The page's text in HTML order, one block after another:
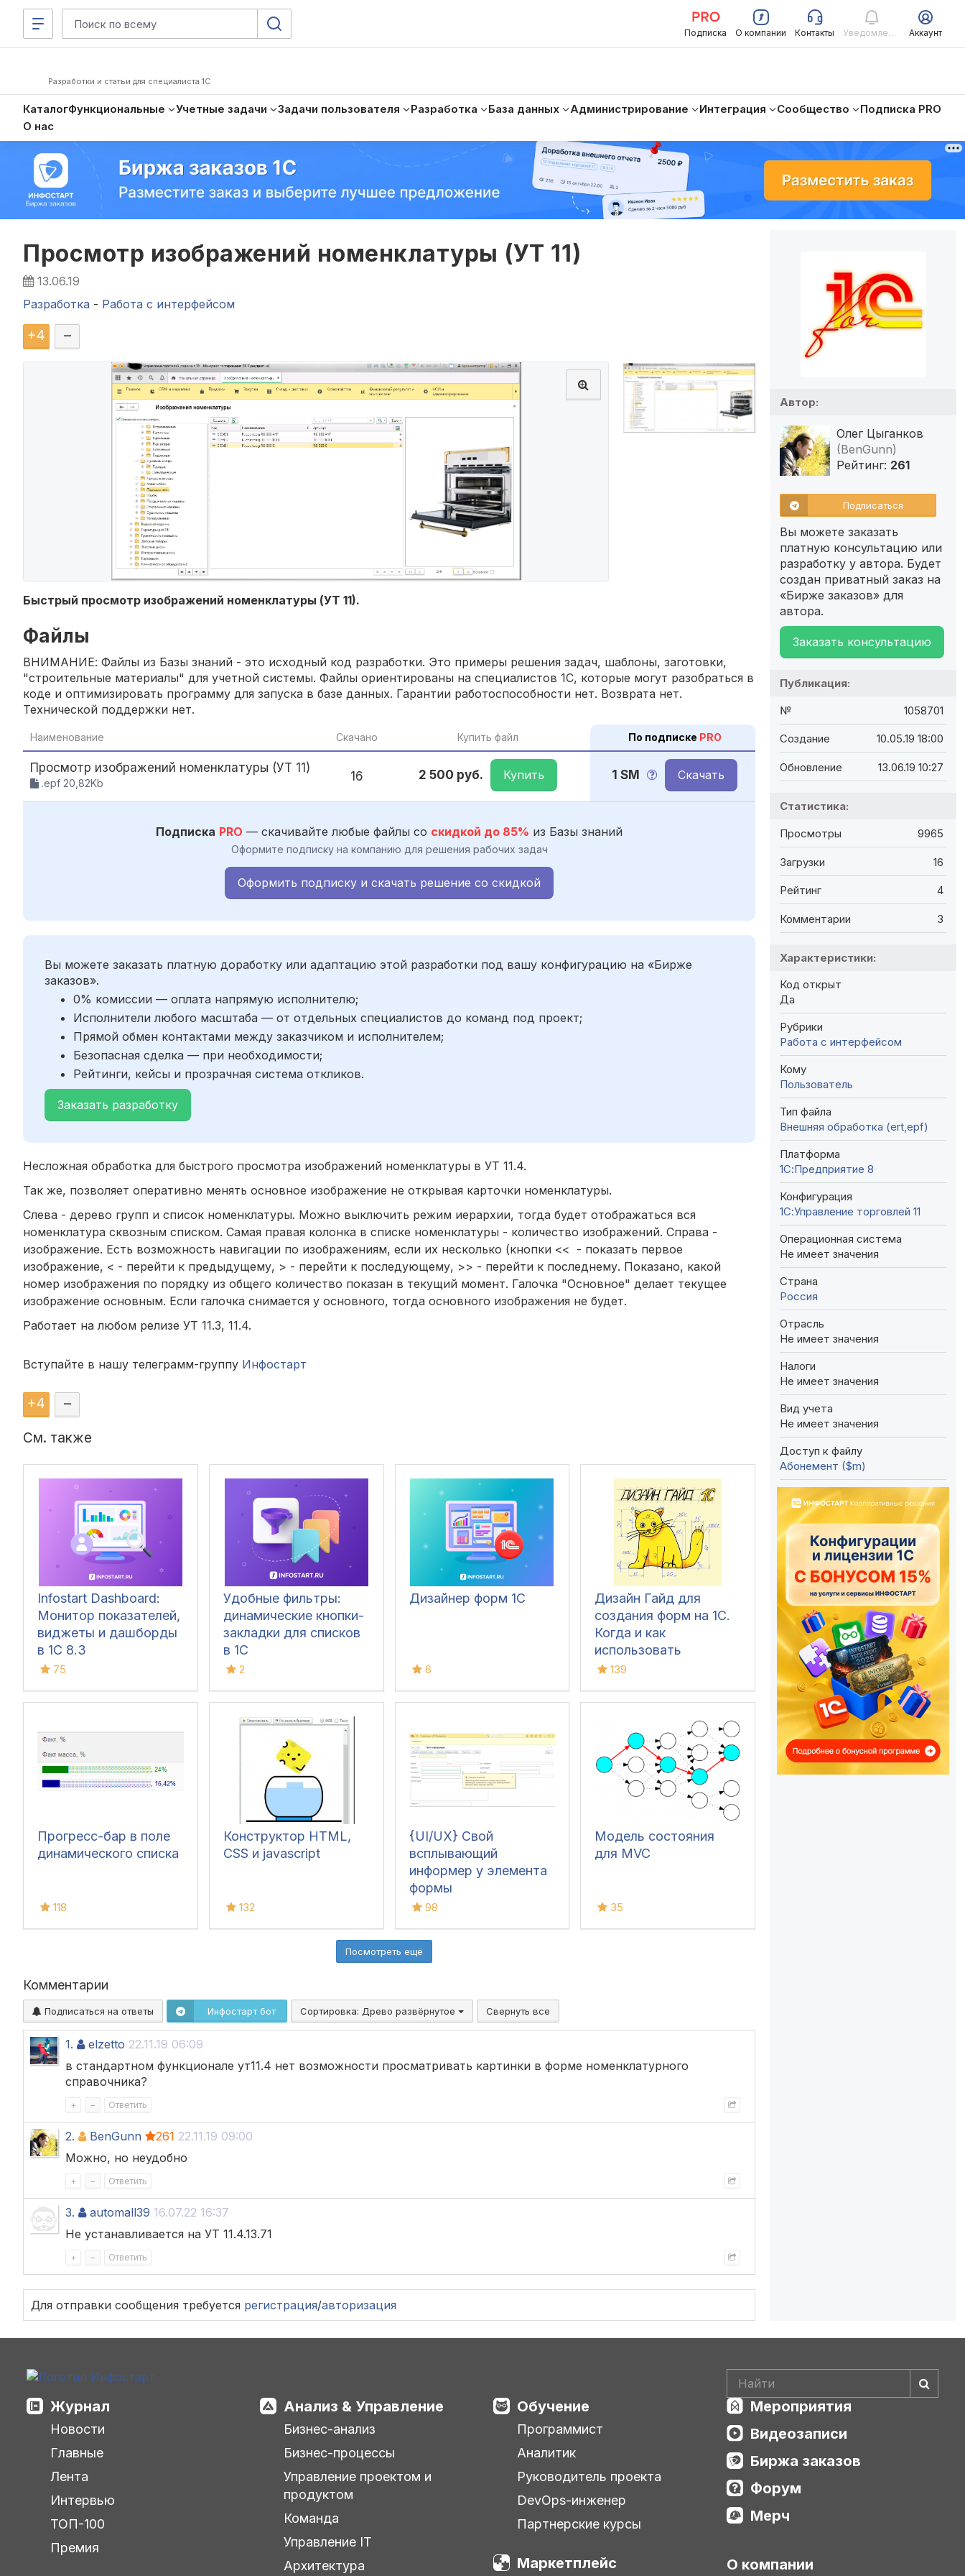
Подписка О компании Контакты Уведомления Аккаунт
Разработки и статьи для специалиста 1С
КаталогФункциональные Учетные задачи Задачи пользователя Разработка База данных Администрирование Интеграция Сообщество
Подписка PRO
О нас
Просмотр изображений номенклатуры (УТ 11)
13.06.19
Разработка - Работа с интерфейсом
+4 –
Быстрый просмотр изображений номенклатуры (УТ 11).
Файлы
ВНИМАНИЕ: Файлы из Базы знаний - это исходный код разработки. Это примеры решения задач, шаблоны, заготовки,
"строительные материалы" для учетной системы. Файлы ориентированы на специалистов 1С, которые могут разобраться в
коде и оптимизировать программу для запуска в базе данных. Гарантии работоспособности нет. Возврата нет.
Технической поддержки нет.
Наименование Скачано Купить файл По подписке PRO
Просмотр изображений номенклатуры (УТ 11)
.epf 20,82Kb 16 2 500 руб. Купить 1 SM Скачать
Подписка PRO — скачивайте любые файлы со скидкой до 85% из Базы знаний
Оформите подписку на компанию для решения рабочих задач
Оформить подписку и скачать решение со скидкой
Вы можете заказать платную доработку или адаптацию этой разработки под вашу конфигурацию на «Бирже
заказов».
0% комиссии — оплата напрямую исполнителю;
Исполнители любого масштаба — от отдельных специалистов до команд под проект;
Прямой обмен контактами между заказчиком и исполнителем;
Безопасная сделка — при необходимости;
Рейтинги, кейсы и прозрачная система откликов.
Заказать разработку
Несложная обработка для быстрого просмотра изображений номенклатуры в УТ 11.4.
Так же, позволяет оперативно менять основное изображение не открывая карточки номенклатуры.
Слева - дерево групп и список номенклатуры. Можно выключить режим иерархии, тогда будет отображаться вся
номенклатура сквозным списком. Самая правая колонка в списке номенклатуры - количество изображений. Справа -
изображение. Есть возможность навигации по изображениям, если их несколько (кнопки << - показать первое
изображение, < - перейти к предыдущему, > - перейти к последующему, >> - перейти к последнему. Показано, какой
номер изображения по порядку из общего количество показан в текущий момент. Галочка "Основное" делает текущее
изображение основным. Если галочка снимается у основного, тогда основного изображения не будет.
Работает на любом релизе УТ 11.3, 11.4.
Вступайте в нашу телеграмм-группу Инфостарт
+4 –
См. также
Infostart Dashboard:
Монитор показателей,
виджеты и дашборды
в 1С 8.3
75
Удобные фильтры:
динамические кнопки-
закладки для списков
в 1С
2
Дизайнер форм 1С
6
Дизайн Гайд для
создания форм на 1С.
Когда и как
использовать
различные элементы,
антипримеры по
139
Прогресс-бар в поле
динамического списка
118
Конструктор HTML,
CSS и javascript
132
{UI/UX} Свой
всплывающий
информер у элемента
формы
98
Модель состояния
для MVC
35
Посмотреть ещё
Комментарии
Подписаться на ответы Инфостарт бот Сортировка: Древо развёрнутое Свернуть все
1. elzetto 22.11.19 06:09
в стандартном функционале ут11.4 нет возможности просматривать картинки в форме номенклатурного
справочника?
+ – Ответить
2. BenGunn 261 22.11.19 09:00
Можно, но неудобно
+ – Ответить
3. automall39 16.07.22 16:37
Не устанавливается на УТ 11.4.13.71
+ – Ответить
Для отправки сообщения требуется регистрация/авторизация
Автор:
Олег Цыганков
(BenGunn)
Рейтинг: 261
Подписаться
Вы можете заказать
платную консультацию или
разработку у автора. Будет
создан приватный заказ на
«Бирже заказов» для
автора.
Заказать консультацию
Публикация:
№ 1058701
Создание 10.05.19 18:00
Обновление 13.06.19 10:27
Статистика:
Просмотры 9965
Загрузки 16
Рейтинг 4
Комментарии 3
Характеристики:
Код открыт
Да
Рубрики
Работа с интерфейсом
Кому
Пользователь
Тип файла
Внешняя обработка (ert,epf)
Платформа
1С:Предприятие 8
Конфигурация
1С:Управление торговлей 11
Операционная система
Не имеет значения
Страна
Россия
Отрасль
Не имеет значения
Налоги
Не имеет значения
Вид учета
Не имеет значения
Доступ к файлу
Абонемент ($m)
Журнал
Новости
Главные
Лента
Интервью
ТОП-100
Премия
Анализ & Управление
Бизнес-анализ
Бизнес-процессы
Управление проектом и
продуктом
Команда
Управление IT
Архитектура
Обучение
Программист
Аналитик
Руководитель проекта
DevOps-инженер
Партнерские курсы
Маркетплейс
Мероприятия
Видеозаписи
Биржа заказов
Форум
Мерч
О компании